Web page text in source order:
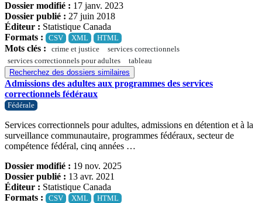
Dossier modifié : 17 janv. 2023
Dossier publié : 27 juin 2018
Éditeur : Statistique Canada
Formats :
CSV XML HTML
Mots clés : crime et justice
services correctionnels
services correctionnels pour adultes
tableau
Recherchez des dossiers similaires
Admissions des adultes aux programmes des services
correctionnels fédéraux
Fédérale
Services correctionnels pour adultes, admissions en détention et à la
surveillance communautaire, programmes fédéraux, secteur de
compétence fédéral, cinq années …
Dossier modifié : 19 nov. 2025
Dossier publié : 13 avr. 2021
Éditeur : Statistique Canada
Formats :
CSV XML HTML